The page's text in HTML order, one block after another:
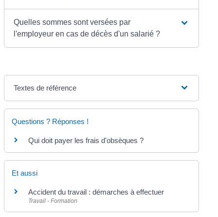
Quelles sommes sont versées par
l'employeur en cas de décès d'un salarié ?
Textes de référence
Questions ? Réponses !
Qui doit payer les frais d'obsèques ?
Et aussi
Accident du travail : démarches à effectuer
Travail - Formation